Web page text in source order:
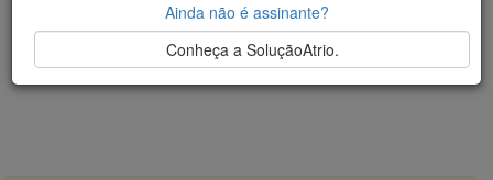
Ainda não é assinante?
Conheça a SoluçãoAtrio.